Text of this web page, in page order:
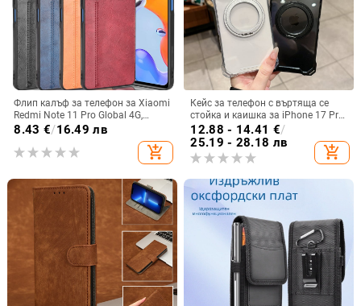
Флип калъф за телефон за Xiaomi
Redmi Note 11 Pro Global 4G,
имитационна кожа, бизнес стил
8.43 €/16.49 лв
add_shopping_cart
Кейс за телефон с въртяща се
стойка и каишка за iPhone 17 Pro
Max, 16, 15 и iPhone 11
12.88 - 14.41 €/
25.19 - 28.18 лв
add_shopping_cart